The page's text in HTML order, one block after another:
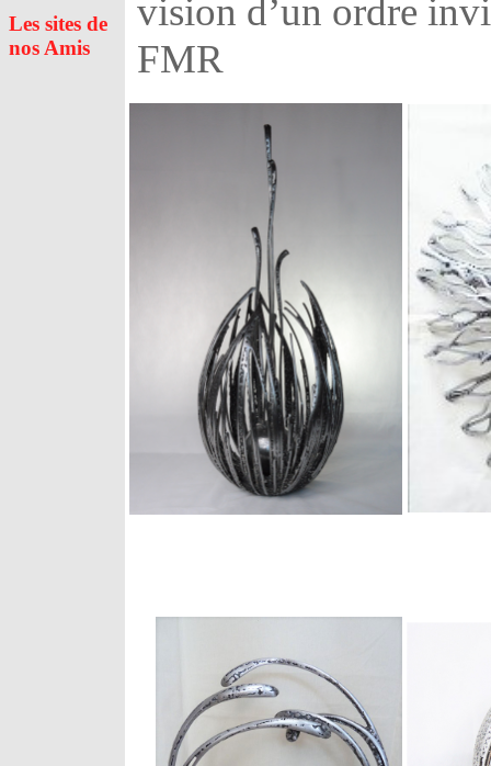
Les sites de
nos Amis
vision d’un ordre
FMR